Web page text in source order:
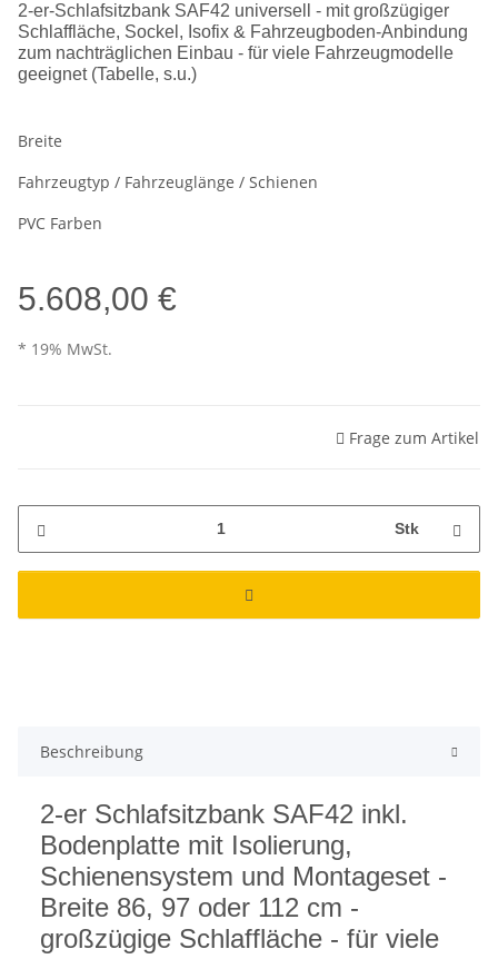
2-er-Schlafsitzbank SAF42 universell - mit großzügiger
Schlaffläche, Sockel, Isofix & Fahrzeugboden-Anbindung
zum nachträglichen Einbau - für viele Fahrzeugmodelle
geeignet (Tabelle, s.u.)
Breite
Fahrzeugtyp / Fahrzeuglänge / Schienen
PVC Farben
5.608,00 €
* 19% MwSt.
Frage zum Artikel
Stk
Beschreibung
2-er Schlafsitzbank SAF42 inkl.
Bodenplatte mit Isolierung,
Schienensystem und Montageset -
Breite 86, 97 oder 112 cm -
großzügige Schlaffläche - für viele